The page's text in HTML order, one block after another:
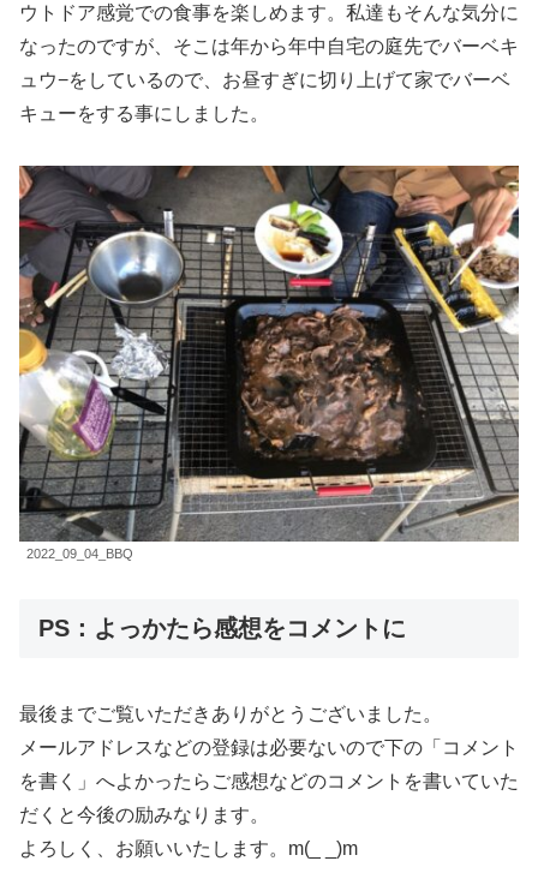
ウトドア感覚での食事を楽しめます。私達もそんな気分に
なったのですが、そこは年から年中自宅の庭先でバーベキ
ュウ−をしているので、お昼すぎに切り上げて家でバーベ
キューをする事にしました。
2022_09_04_BBQ
PS：よっかたら感想をコメントに
最後までご覧いただきありがとうございました。
メールアドレスなどの登録は必要ないので下の「コメント
を書く」へよかったらご感想などのコメントを書いていた
だくと今後の励みなります。
よろしく、お願いいたします。m(_ _)m